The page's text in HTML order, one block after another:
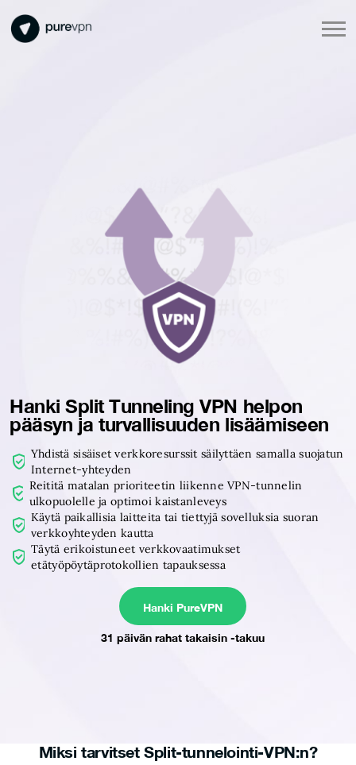
Hanki Split Tunneling VPN helpon
pääsyn ja turvallisuuden lisäämiseen
Yhdistä sisäiset verkkoresurssit säilyttäen samalla suojatun
Internet-yhteyden
Reititä matalan prioriteetin liikenne VPN-tunnelin
ulkopuolelle ja optimoi kaistanleveys
Käytä paikallisia laitteita tai tiettyjä sovelluksia suoran
verkkoyhteyden kautta
Täytä erikoistuneet verkkovaatimukset
etätyöpöytäprotokollien tapauksessa
Hanki PureVPN
31 päivän rahat takaisin -takuu
Miksi tarvitset Split-tunnelointi-VPN:n?